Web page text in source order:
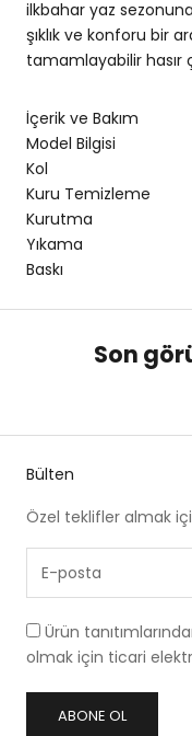
ilkbahar yaz
şıklık ve konforu bir
tamamlayabilir hasır
İçerik ve Bakım
Model Bilgisi
Kol
Kuru Temizleme
Kurutma
Yıkama
Baskı
Son
Bülten
Özel teklifler almak
Ürün
olmak için ticari
ABONE OL